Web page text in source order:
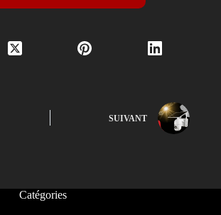
SUIVANT
Catégories